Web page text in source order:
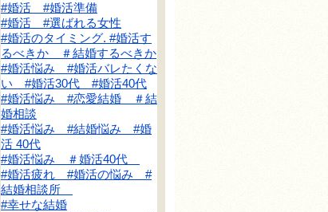
#婚活 #婚活準備
#婚活 #選ばれる女性
#婚活のタイミング. #婚活す
るべきか ＃結婚するべきか
#婚活悩み #婚活バレたくな
い #婚活30代 #婚活40代
#婚活悩み #恋愛結婚 ＃結
婚相談
#婚活悩み #結婚悩み #婚
活 40代
#婚活悩み ＃婚活40代
#婚活疲れ #婚活の悩み #
結婚相談所
#幸せな結婚